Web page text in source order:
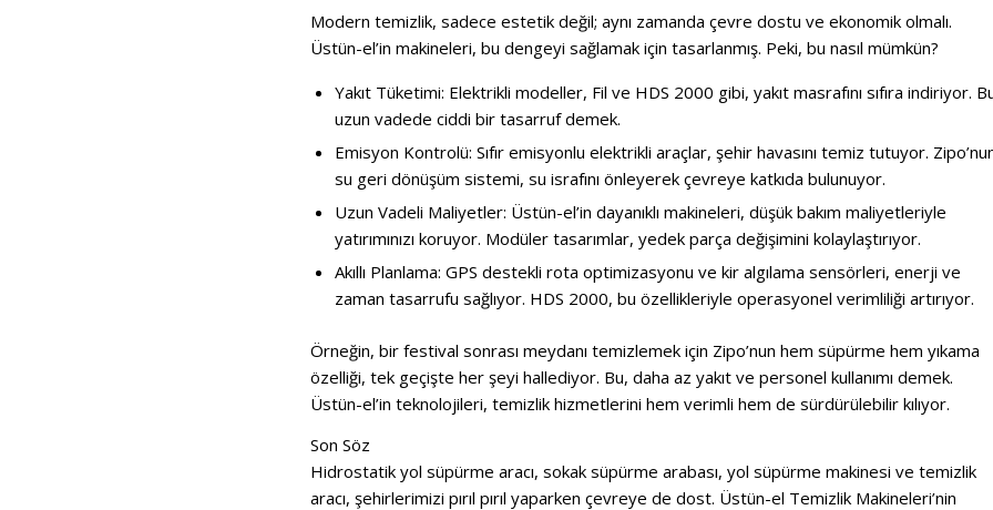
Modern temizlik, sadece estetik değil; aynı zamanda çevre dostu ve ekonomik olmalı.
Üstün-el’in makineleri, bu dengeyi sağlamak için tasarlanmış. Peki, bu nasıl mümkün?
Yakıt Tüketimi: Elektrikli modeller, Fil ve HDS 2000 gibi, yakıt masrafını sıfıra indiriyor.
uzun vadede ciddi bir tasarruf demek.
Emisyon Kontrolü: Sıfır emisyonlu elektrikli araçlar, şehir havasını temiz tutuyor.
su geri dönüşüm sistemi, su israfını önleyerek çevreye katkıda bulunuyor.
Uzun Vadeli Maliyetler: Üstün-el’in dayanıklı makineleri, düşük bakım maliyetleriyle
yatırımınızı koruyor. Modüler tasarımlar, yedek parça değişimini kolaylaştırıyor.
Akıllı Planlama: GPS destekli rota optimizasyonu ve kir algılama sensörleri, enerji ve
zaman tasarrufu sağlıyor. HDS 2000, bu özellikleriyle operasyonel verimliliği artırıyor.
Örneğin, bir festival sonrası meydanı temizlemek için Zipo’nun hem süpürme hem yıkama
özelliği, tek geçişte her şeyi hallediyor. Bu, daha az yakıt ve personel kullanımı demek.
Üstün-el’in teknolojileri, temizlik hizmetlerini hem verimli hem de sürdürülebilir kılıyor.
Son Söz
Hidrostatik yol süpürme aracı, sokak süpürme arabası, yol süpürme makinesi ve temizlik
aracı, şehirlerimizi pırıl pırıl yaparken çevreye de dost. Üstün-el Temizlik Makineleri’nin